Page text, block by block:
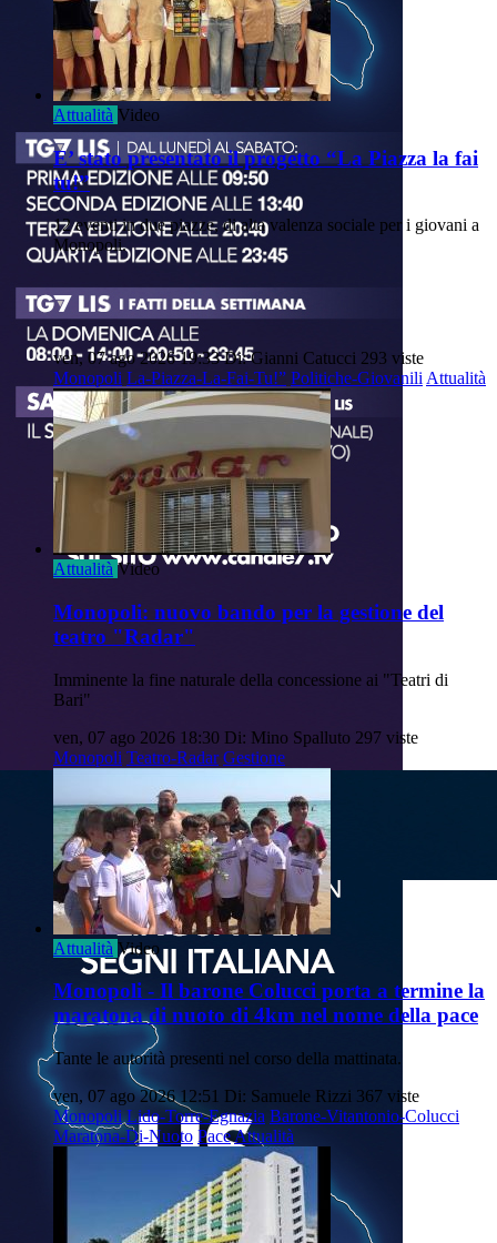
Attualità Video
E’ stato presentato il progetto “La Piazza la fai
tu!”
12 eventi in due piazze, di alta valenza sociale per i giovani a
Monopoli.
ven, 07 ago 2026 19:33 Di: Gianni Catucci 293 viste
Monopoli La-Piazza-La-Fai-Tu!” Politiche-Giovanili Attualità
Attualità Video
Monopoli: nuovo bando per la gestione del
teatro "Radar"
Imminente la fine naturale della concessione ai "Teatri di
Bari"
ven, 07 ago 2026 18:30 Di: Mino Spalluto 297 viste
Monopoli Teatro-Radar Gestione
Attualità Video
Monopoli - Il barone Colucci porta a termine la
maratona di nuoto di 4km nel nome della pace
Tante le autorità presenti nel corso della mattinata.
ven, 07 ago 2026 12:51 Di: Samuele Rizzi 367 viste
Monopoli Lido-Torre-Egnazia Barone-Vitantonio-Colucci
Maratona-Di-Nuoto PaceAttualità